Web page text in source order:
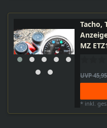
Tacho,
MZ
UVP
* inkl.